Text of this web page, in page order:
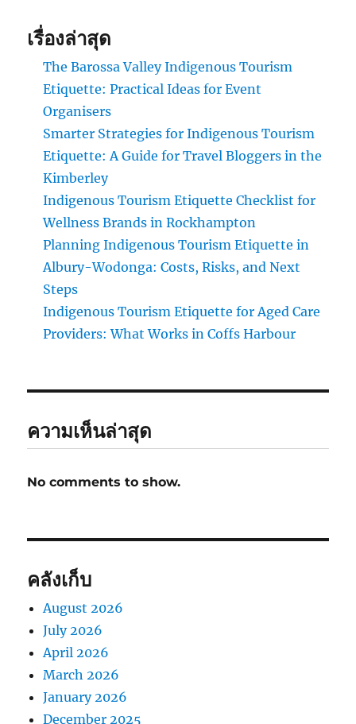
เรื่องล่าสุด
The Barossa Valley Indigenous Tourism
Etiquette: Practical Ideas for Event
Organisers
Smarter Strategies for Indigenous Tourism
Etiquette: A Guide for Travel Bloggers in the
Kimberley
Indigenous Tourism Etiquette Checklist for
Wellness Brands in Rockhampton
Planning Indigenous Tourism Etiquette in
Albury-Wodonga: Costs, Risks, and Next
Steps
Indigenous Tourism Etiquette for Aged Care
Providers: What Works in Coffs Harbour
ความเห็นล่าสุด
No comments to show.
คลังเก็บ
August 2026
July 2026
April 2026
March 2026
January 2026
December 2025